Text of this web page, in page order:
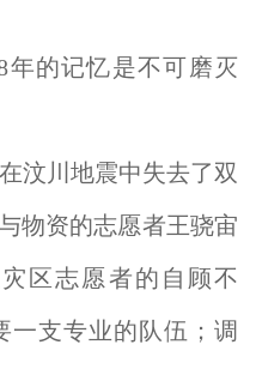
年的记忆是不可磨灭
汶川地震中失去了双
物资的志愿者王骁宙
区志愿者的自顾不
一支专业的队伍；调